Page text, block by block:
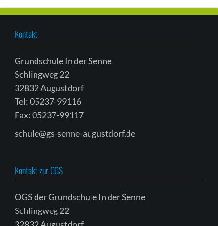
Kontakt
Grundschule In der Senne
Schlingweg 22
32832 Augustdorf
Tel: 05237-99116
Fax: 05237-99117
schule@gs-senne-augustdorf.de
Kontakt zur OGS
OGS der Grundschule In der Senne
Schlingweg 22